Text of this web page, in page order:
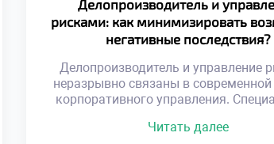
Именно от его компетенций зависит
принятия решений и качество
коммуникаций. Функционал
вышел далеко за рамки простой
бумаг и архивирования.
Делопроизводитель и
рисками: как минимизировать
негативные последствия?
Делопроизводитель и управление
неразрывно связаны в современной
корпоративного управления.
первым рубежом защиты
Читать далее